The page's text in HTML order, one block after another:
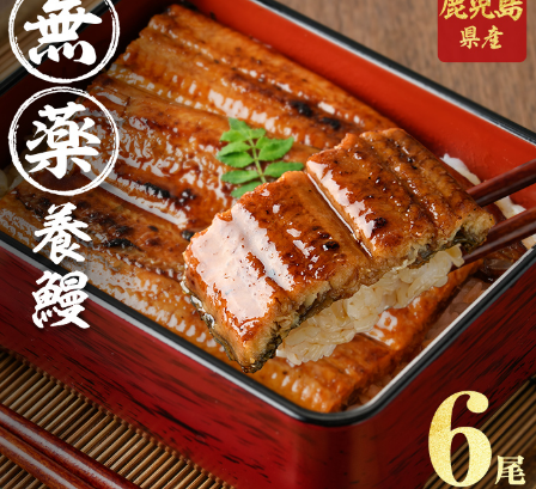
TOP 加工食品 惣菜・レトルト 【無薬養鰻】 鹿児島産 山